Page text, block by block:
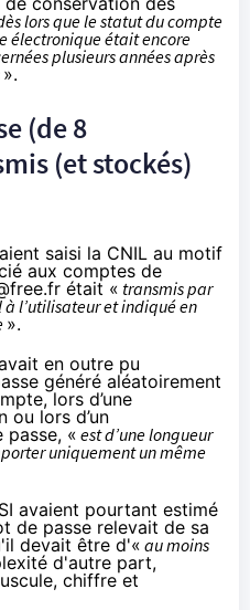
lors que le statut du compte
électronique était encore
plusieurs années après
».
(de 8
(et stockés)
saisi la CNIL au motif
aux comptes de
était « transmis par
l’utilisateur et indiqué en
».
en outre pu
généré aléatoirement
lors d’une
ou lors d’un
passe, « est d’une longueur
uniquement un même
avaient pourtant estimé
de passe relevait de sa
devait être d'«au moins
d'autre part,
chiffre et